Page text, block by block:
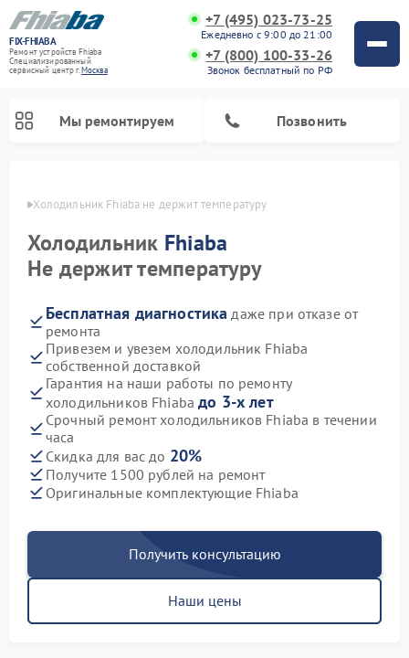
FIX-FHIABA
Ремонт устройств Fhiaba
Специализированный
cервисный центр г.Москва
+7 (495) 023-73-25
Ежедневно с 9:00 до 21:00
+7 (800) 100-33-26
Звонок бесплатный по РФ
Мы ремонтируем Позвонить
Холодильник Fhiaba не держит температуру
Холодильник Fhiaba
Не держит температуру
Бесплатная диагностика даже при отказе от
ремонта
Привезем и увезем холодильник Fhiaba
собственной доставкой
Гарантия на наши работы по ремонту
холодильников Fhiabaдо 3-х лет
Срочный ремонт холодильников Fhiaba в течении
часа
Скидка для вас до 20%
Получите 1500 рублей на ремонт
Оригинальные комплектующие Fhiaba
Получить консультацию
Наши цены